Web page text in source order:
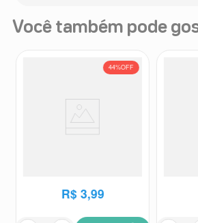
Você também pode
44%OFF
R$ 3,99